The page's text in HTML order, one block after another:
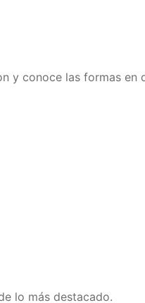
y conoce las formas en
lo más destacado.